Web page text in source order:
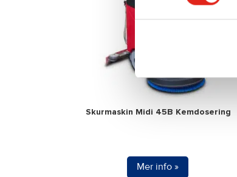
Skurmaskin Midi 45B Kemdosering
Mer info »